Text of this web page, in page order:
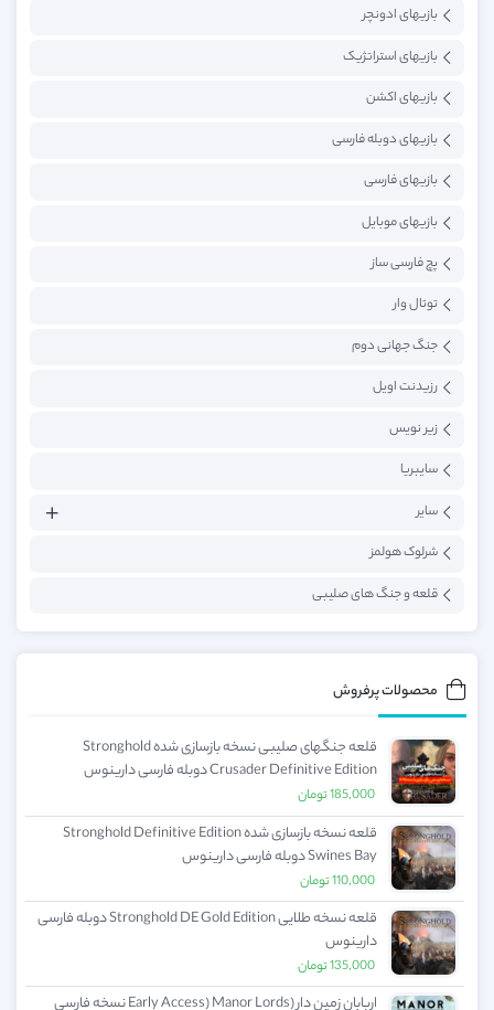
بازیهای ادونچر
بازیهای استراتژیک
بازیهای اکشن
بازیهای دوبله فارسی
بازیهای فارسی
بازیهای موبایل
پچ فارسی ساز
توتال وار
جنگ جهانی دوم
رزیدنت اویل
زیر نویس
سایبریا
سایر
شرلوک هولمز
قلعه و جنگ های صلیبی
محصولات پرفروش
قلعه جنگهای صلیبی نسخه بازسازی شده Stronghold
Crusader Definitive Edition دوبله فارسی دارینوس
185,000تومان
قلعه نسخه بازسازی شده Stronghold Definitive Edition
Swines Bay دوبله فارسی دارینوس
110,000تومان
قلعه نسخه طلایی Stronghold DE Gold Edition دوبله فارسی
دارینوس
135,000تومان
اربابان زمین دار (Early Access) Manor Lords نسخه فارسی